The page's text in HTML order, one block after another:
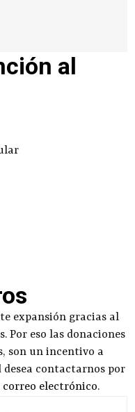
al
expansión gracias al
Por eso las donaciones
son un incentivo a
contactarnos por
correo electrónico.